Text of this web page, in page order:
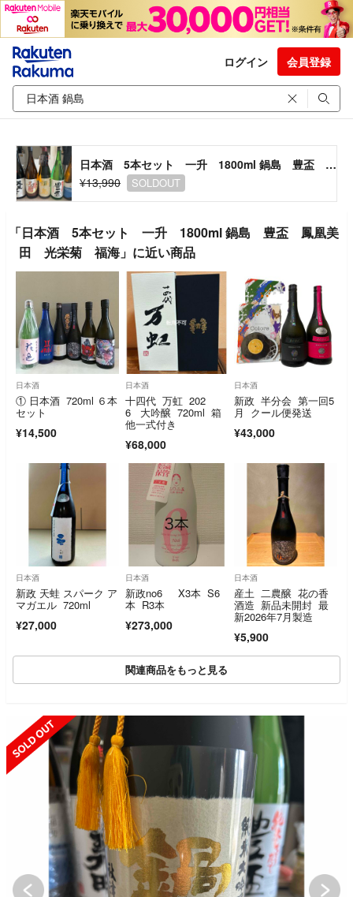
ログイン 会員登録
日本酒 5本セット 一升 1800ml 鍋島 豊盃 鳳凰美田 光栄菊 福海
¥13,990
SOLDOUT
「日本酒 5本セット 一升 1800ml 鍋島 豊盃 鳳凰美
田 光栄菊 福海」に近い商品
日本酒
① 日本酒 720ml ６本
セット
¥14,500
日本酒
十四代 万虹 202
6 大吟醸 720ml 箱
他一式付き
¥68,000
日本酒
新政 半分会 第一回5
月 クール便発送
¥43,000
日本酒
新政 天蛙 スパーク ア
マガエル 720ml
¥27,000
日本酒
新政no6 X3本 S6
本 R3本
¥273,000
日本酒
産土 二農醸 花の香
酒造 新品未開封 最
新2026年7月製造
¥5,900
関連商品をもっと見る
SOLD OUT